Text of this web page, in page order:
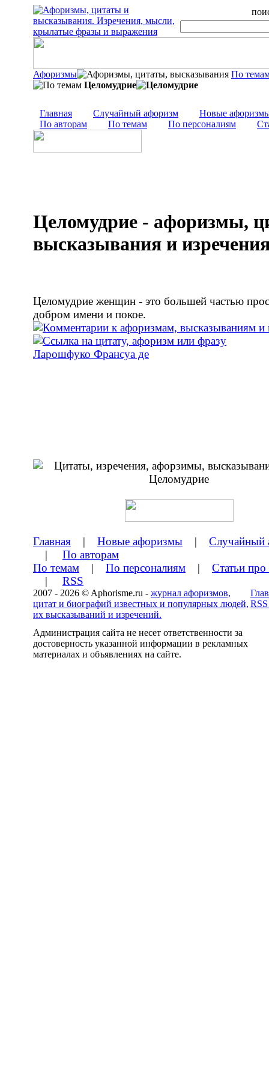
Афоризмы
По
Целомудрие
Главная Случайный афоризм
Новые
По авторам
По темам По персоналиям
Целомудрие - афоризмы,
высказывания и
Целомудрие женщин - это большей частью
добром имени и покое.
Ларошфуко Франсуа де
Главная | Новые афоризмы | Случайный
| По авторам
По темам | По персоналиям | Статьи
| RSS
2007 - 2026 © Aphorisme.ru - журнал афоризмов,
цитат и биографий известных и популярных людей,
их высказываний и изречений.
Администрация сайта не несет ответственности за
достоверность указанной информации в рекламных
материалах и объявлениях на сайте.